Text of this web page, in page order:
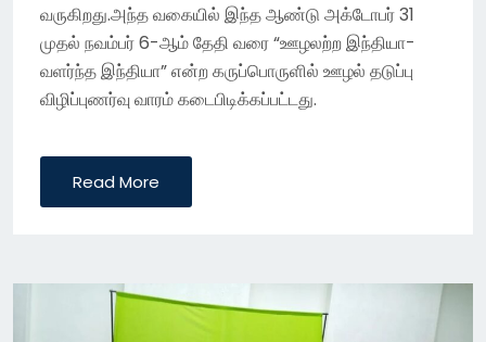
வருகிறது.அந்த வகையில் இந்த ஆண்டு அக்டோபர் 31
முதல் நவம்பர் 6-ஆம் தேதி வரை “ஊழலற்ற இந்தியா-
வளர்ந்த இந்தியா” என்ற கருப்பொருளில் ஊழல் தடுப்பு
விழிப்புணர்வு வாரம் கடைபிடிக்கப்பட்டது.
Read More